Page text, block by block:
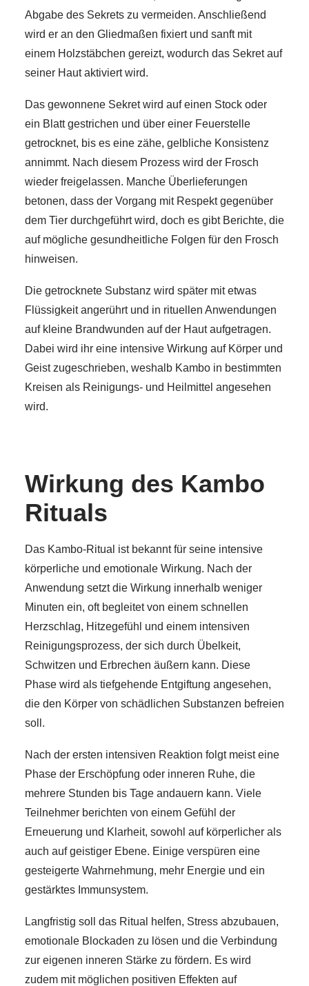
Abgabe des Sekrets zu vermeiden. Anschließend
wird er an den Gliedmaßen fixiert und sanft mit
einem Holzstäbchen gereizt, wodurch das Sekret auf
seiner Haut aktiviert wird.
Das gewonnene Sekret wird auf einen Stock oder
ein Blatt gestrichen und über einer Feuerstelle
getrocknet, bis es eine zähe, gelbliche Konsistenz
annimmt. Nach diesem Prozess wird der Frosch
wieder freigelassen. Manche Überlieferungen
betonen, dass der Vorgang mit Respekt gegenüber
dem Tier durchgeführt wird, doch es gibt Berichte, die
auf mögliche gesundheitliche Folgen für den Frosch
hinweisen.
Die getrocknete Substanz wird später mit etwas
Flüssigkeit angerührt und in rituellen Anwendungen
auf kleine Brandwunden auf der Haut aufgetragen.
Dabei wird ihr eine intensive Wirkung auf Körper und
Geist zugeschrieben, weshalb Kambo in bestimmten
Kreisen als Reinigungs- und Heilmittel angesehen
wird.
Wirkung des Kambo
Rituals
Das Kambo-Ritual ist bekannt für seine intensive
körperliche und emotionale Wirkung. Nach der
Anwendung setzt die Wirkung innerhalb weniger
Minuten ein, oft begleitet von einem schnellen
Herzschlag, Hitzegefühl und einem intensiven
Reinigungsprozess, der sich durch Übelkeit,
Schwitzen und Erbrechen äußern kann. Diese
Phase wird als tiefgehende Entgiftung angesehen,
die den Körper von schädlichen Substanzen befreien
soll.
Nach der ersten intensiven Reaktion folgt meist eine
Phase der Erschöpfung oder inneren Ruhe, die
mehrere Stunden bis Tage andauern kann. Viele
Teilnehmer berichten von einem Gefühl der
Erneuerung und Klarheit, sowohl auf körperlicher als
auch auf geistiger Ebene. Einige verspüren eine
gesteigerte Wahrnehmung, mehr Energie und ein
gestärktes Immunsystem.
Langfristig soll das Ritual helfen, Stress abzubauen,
emotionale Blockaden zu lösen und die Verbindung
zur eigenen inneren Stärke zu fördern. Es wird
zudem mit möglichen positiven Effekten auf